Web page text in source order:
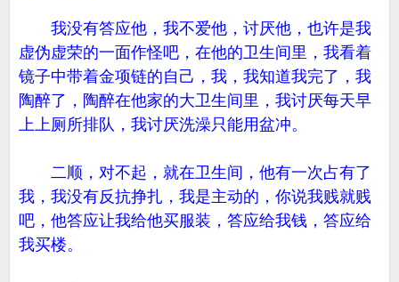
我没有答应他，我不爱他，讨厌他，也许是我
虚伪虚荣的一面作怪吧，在他的卫生间里，我看着
镜子中带着金项链的自己，我，我知道我完了，我
陶醉了，陶醉在他家的大卫生间里，我讨厌每天早
上上厕所排队，我讨厌洗澡只能用盆冲。
二顺，对不起，就在卫生间，他有一次占有了
我，我没有反抗挣扎，我是主动的，你说我贱就贱
吧，他答应让我给他买服装，答应给我钱，答应给
我买楼。